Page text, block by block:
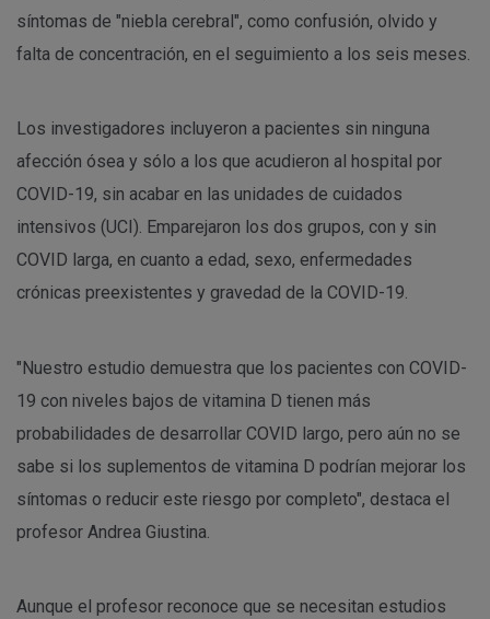
síntomas de "niebla cerebral", como confusión, olvido y
falta de concentración, en el seguimiento a los seis meses.
Los investigadores incluyeron a pacientes sin ninguna
afección ósea y sólo a los que acudieron al hospital por
COVID-19, sin acabar en las unidades de cuidados
intensivos (UCI). Emparejaron los dos grupos, con y sin
COVID larga, en cuanto a edad, sexo, enfermedades
crónicas preexistentes y gravedad de la COVID-19.
"Nuestro estudio demuestra que los pacientes con COVID-
19 con niveles bajos de vitamina D tienen más
probabilidades de desarrollar COVID largo, pero aún no se
sabe si los suplementos de vitamina D podrían mejorar los
síntomas o reducir este riesgo por completo", destaca el
profesor Andrea Giustina.
Aunque el profesor reconoce que se necesitan estudios